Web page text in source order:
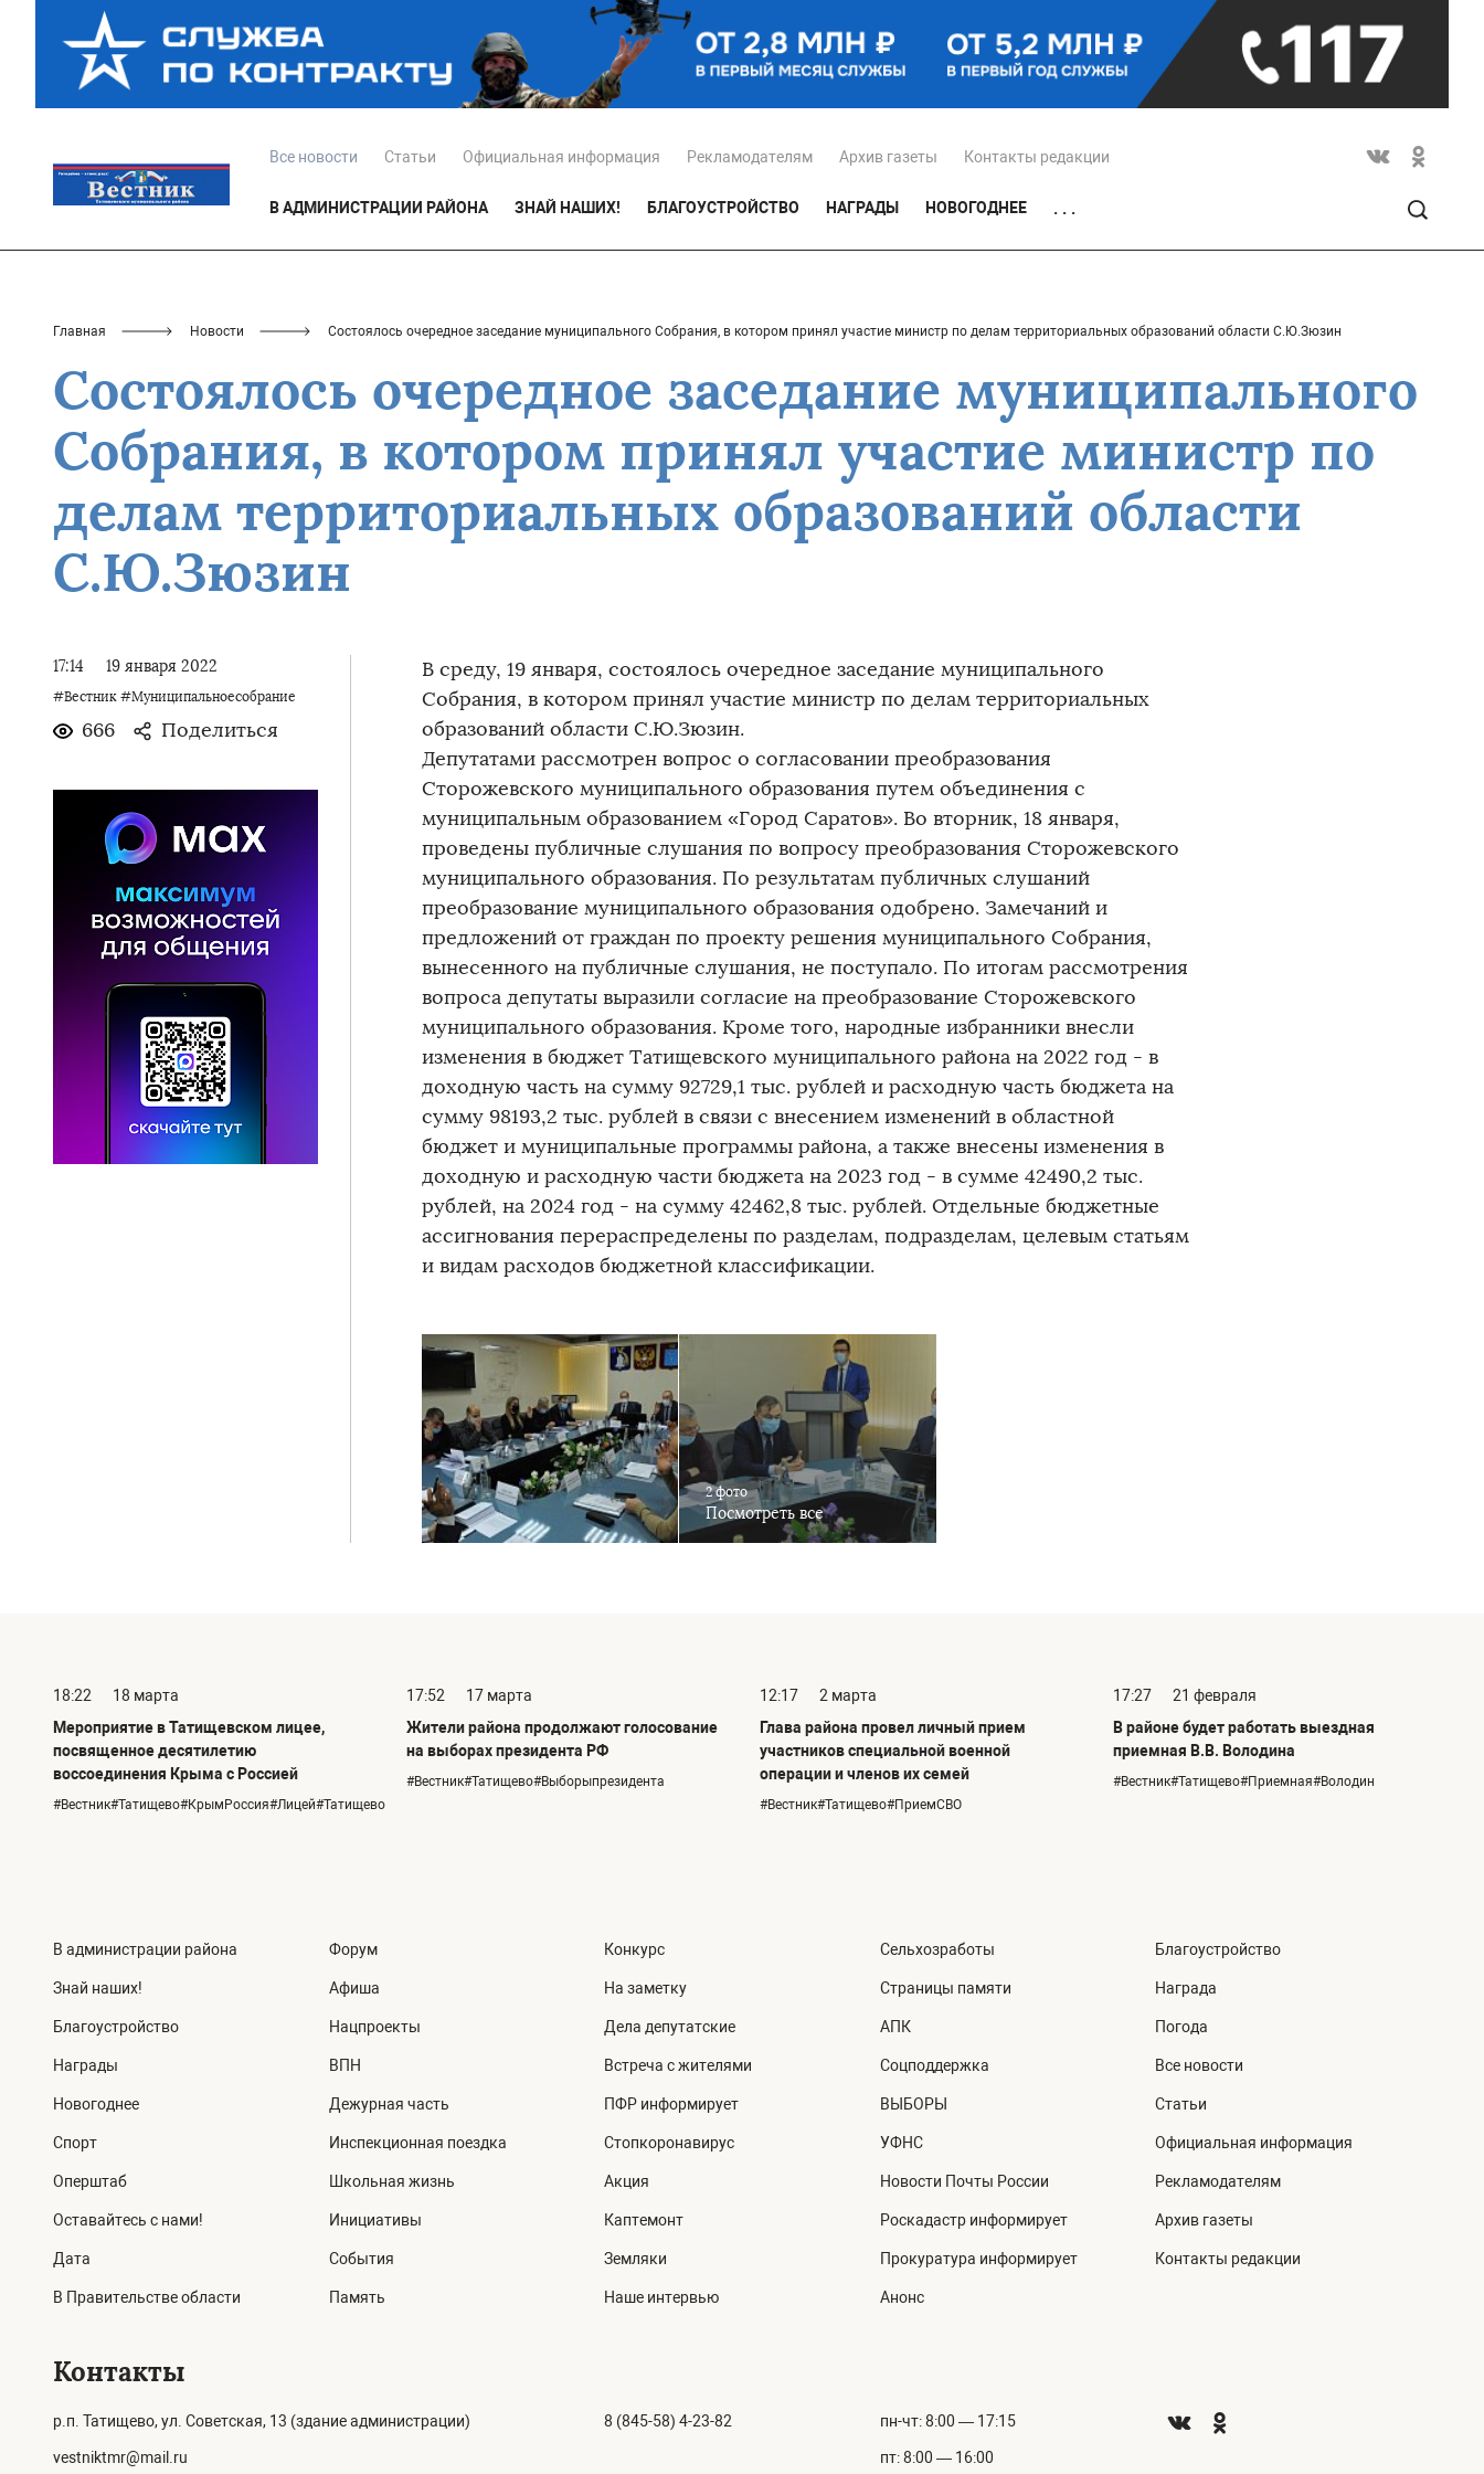
Все новости Статьи Официальная информация Рекламодателям Архив газеты Контакты редакции
В АДМИНИСТРАЦИИ РАЙОНА ЗНАЙ НАШИХ! БЛАГОУСТРОЙСТВО НАГРАДЫ НОВОГОДНЕЕ . . .
Главная Новости Состоялось очередное заседание муниципального Собрания, в котором принял участие министр по делам территориальных образований области С.Ю.Зюзин
Состоялось очередное заседание муниципального
Собрания, в котором принял участие министр по
делам территориальных образований области
С.Ю.Зюзин
17:14 19 января 2022
#Вестник #Муниципальноесобрание
666 Поделиться
В среду, 19 января, состоялось очередное заседание муниципального
Собрания, в котором принял участие министр по делам территориальных
образований области С.Ю.Зюзин.
Депутатами рассмотрен вопрос о согласовании преобразования
Сторожевского муниципального образования путем объединения с
муниципальным образованием «Город Саратов». Во вторник, 18 января,
проведены публичные слушания по вопросу преобразования Сторожевского
муниципального образования. По результатам публичных слушаний
преобразование муниципального образования одобрено. Замечаний и
предложений от граждан по проекту решения муниципального Собрания,
вынесенного на публичные слушания, не поступало. По итогам рассмотрения
вопроса депутаты выразили согласие на преобразование Сторожевского
муниципального образования. Кроме того, народные избранники внесли
изменения в бюджет Татищевского муниципального района на 2022 год - в
доходную часть на сумму 92729,1 тыс. рублей и расходную часть бюджета на
сумму 98193,2 тыс. рублей в связи с внесением изменений в областной
бюджет и муниципальные программы района, а также внесены изменения в
доходную и расходную части бюджета на 2023 год - в сумме 42490,2 тыс.
рублей, на 2024 год - на сумму 42462,8 тыс. рублей. Отдельные бюджетные
ассигнования перераспределены по разделам, подразделам, целевым статьям
и видам расходов бюджетной классификации.
2 фото
Посмотреть все
18:22
18 марта
Мероприятие в Татищевском лицее,
посвященное десятилетию
воссоединения Крыма с Россией
#Вестник#Татищево#КрымРоссия#Лицей#Татищево
17:52
17 марта
Жители района продолжают голосование
на выборах президента РФ
#Вестник#Татищево#Выборыпрезидента
12:17
2 марта
Глава района провел личный прием
участников специальной военной
операции и членов их семей
#Вестник#Татищево#ПриемСВО
17:27
21 февраля
В районе будет работать выездная
приемная В.В. Володина
#Вестник#Татищево#Приемная#Володин
В администрации района
Знай наших!
Благоустройство
Награды
Новогоднее
Спорт
Оперштаб
Оставайтесь с нами!
Дата
В Правительстве области
Форум
Афиша
Нацпроекты
ВПН
Дежурная часть
Инспекционная поездка
Школьная жизнь
Инициативы
События
Память
Конкурс
На заметку
Дела депутатские
Встреча с жителями
ПФР информирует
Стопкоронавирус
Акция
Каптемонт
Земляки
Наше интервью
Сельхозработы
Страницы памяти
АПК
Соцподдержка
ВЫБОРЫ
УФНС
Новости Почты России
Роскадастр информирует
Прокуратура информирует
Анонс
Благоустройство
Награда
Погода
Все новости
Статьи
Официальная информация
Рекламодателям
Архив газеты
Контакты редакции
Контакты
р.п. Татищево, ул. Советская, 13 (здание администрации)
vestniktmr@mail.ru
8 (845-58) 4-23-82 пн-чт: 8:00 — 17:15
пт: 8:00 — 16:00